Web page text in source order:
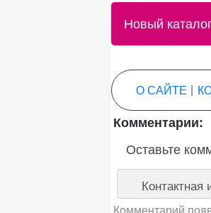
Новый
О САЙТЕ
Комментарии:
Оставьте
Комментарий